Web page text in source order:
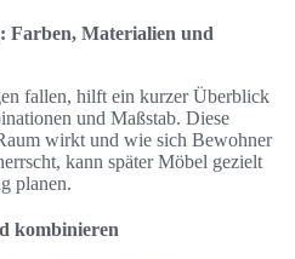
Farben, Materialien und
fallen, hilft ein kurzer Überblick
und Maßstab. Diese
wirkt und wie sich Bewohner
kann später Möbel gezielt
planen.
kombinieren